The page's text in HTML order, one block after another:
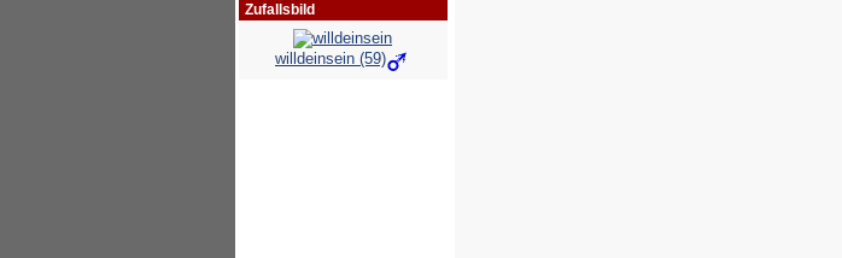
Zufallsbild
willdeinsein (59)